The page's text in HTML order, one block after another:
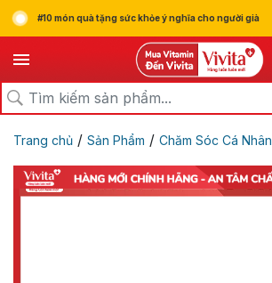
#10 món quà tặng sức khỏe ý nghĩa cho người già
Trang chủ / Sản Phẩm / Chăm Sóc Cá Nhân